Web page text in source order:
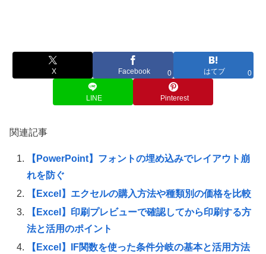
X Facebook 0 はてブ 0
LINE Pinterest
関連記事
【PowerPoint】フォントの埋め込みでレイアウト崩
れを防ぐ
【Excel】エクセルの購入方法や種類別の価格を比較
【Excel】印刷プレビューで確認してから印刷する方
法と活用のポイント
【Excel】IF関数を使った条件分岐の基本と活用方法